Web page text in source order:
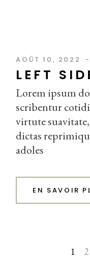
AOÛT 10, 2022
LEFT
Lorem ipsum
scribentur
virtute
dictas
adoles
EN SAVOIR
1 2